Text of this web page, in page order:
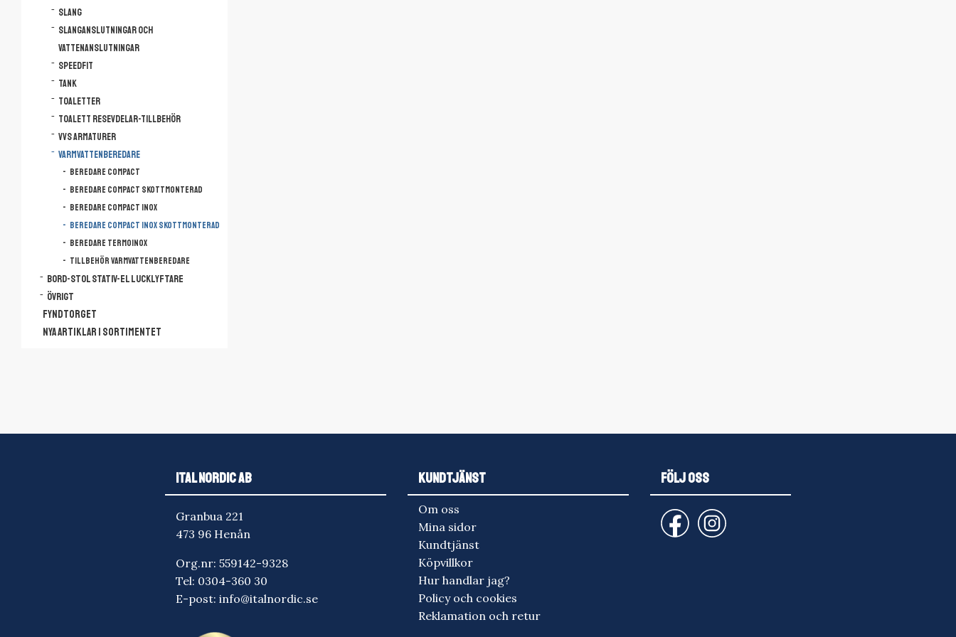
Slang
Slanganslutningar och
vattenanslutningar
Speedfit
Tank
Toaletter
Toalett resevdelar-tillbehör
VVS armaturer
Varmvattenberedare
Beredare Compact
Beredare Compact Skottmonterad
Beredare Compact Inox
Beredare Compact Inox Skottmonterad
Beredare Termoinox
Tillbehör Varmvattenberedare
Bord-Stol Stativ-El lucklyftare
Övrigt
FYNDTORGET
NYA ARTIKLAR I SORTIMENTET
ITAL NORDIC AB
Granbua 221
473 96 Henån
Org.nr: 559142-9328
Tel: 0304-360 30
E-post:info@italnordic.se
KUNDTJÄNST
Om oss
Mina sidor
Kundtjänst
Köpvillkor
Hur handlar jag?
Policy och cookies
Reklamation och retur
FÖLJ OSS